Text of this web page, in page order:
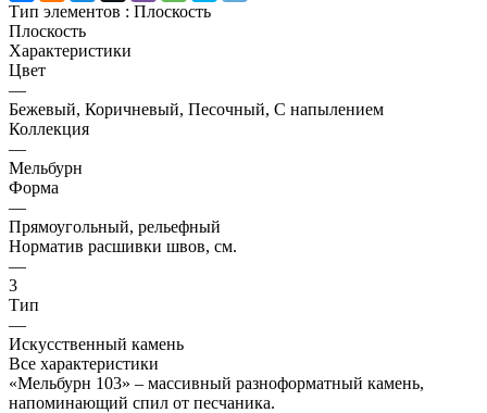
Тип элементов : Плоскость
Плоскость
Характеристики
Цвет
—
Бежевый, Коричневый, Песочный, С напылением
Коллекция
—
Мельбурн
Форма
—
Прямоугольный, рельефный
Норматив расшивки швов, см.
—
3
Тип
—
Искусственный камень
Все характеристики
«Мельбурн 103» – массивный разноформатный камень,
напоминающий спил от песчаника.